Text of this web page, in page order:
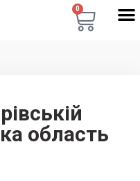
0
область